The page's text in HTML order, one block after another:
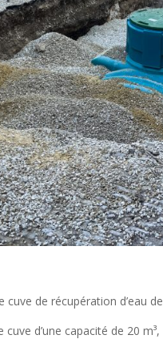
de récupération d’eau
cuve d’une capacité de 20